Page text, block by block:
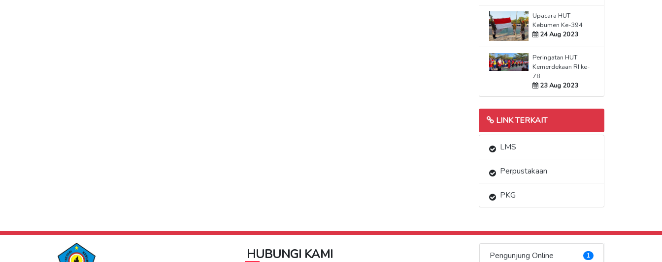
Upacara HUT
Kebumen Ke-394
24 Aug 2023
Peringatan HUT
Kemerdekaan RI ke-
78
23 Aug 2023
LINK TERKAIT
LMS
Perpustakaan
PKG
HUBUNGI KAMI Pengunjung Online 1